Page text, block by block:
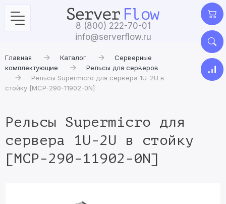
8 (800) 222-70-01
info@serverflow.ru
Главная Каталог
Серверные
комплектующие
Рельсы для серверов
Рельсы Supermicro для сервера 1U-2U в
стойку [MCP-290-11902-0N]
Рельсы Supermicro для
сервера 1U-2U в стойку
[MCP-290-11902-0N]